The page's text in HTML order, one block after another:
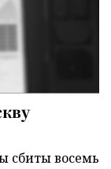
сбиты восемь